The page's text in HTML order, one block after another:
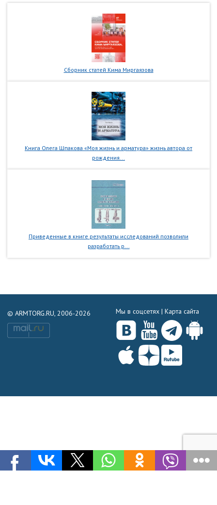
Сборник статей Кима Миргаязова
Книга Олега Шпакова «Моя жизнь и арматура» жизнь автора от
рождения...
Приведенные в книге результаты исследований позволили
разработать р...
© ARMTORG.RU, 2006-2026 Мы в соцсетях | Карта сайта